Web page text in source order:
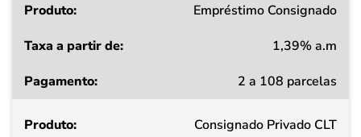
Produto
a
de
Empréstimo Consignado
1,39% a.m
2 a 108 parcelas
Consignado Privado CLT